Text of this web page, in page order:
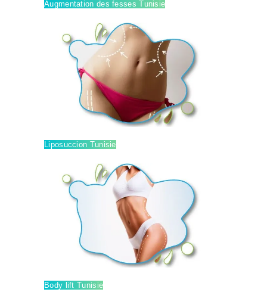
Augmentation des fesses Tunisie
Liposuccion Tunisie
Body lift Tunisie